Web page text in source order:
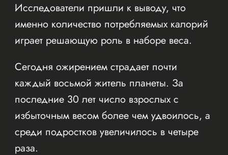
Исследователи пришли к выводу, что
именно количество потребляемых калорий
играет решающую роль в наборе веса.
Сегодня ожирением страдает почти
каждый восьмой житель планеты. За
последние 30 лет число взрослых с
избыточным весом более чем удвоилось, а
среди подростков увеличилось в четыре
раза.